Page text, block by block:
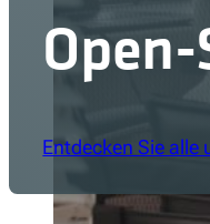
Entdecken Sie alle